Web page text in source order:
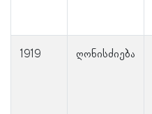
1919 ღონისძიება